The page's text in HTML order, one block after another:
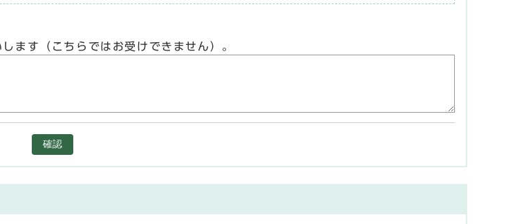
ます（こちらではお受けできません）。
確認